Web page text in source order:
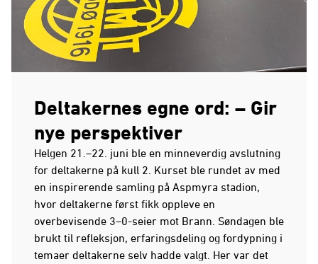
Deltakernes egne ord: – Gir
nye perspektiver
Helgen 21.–22. juni ble en minneverdig avslutning
for deltakerne på kull 2. Kurset ble rundet av med
en inspirerende samling på Aspmyra stadion,
hvor deltakerne først fikk oppleve en
overbevisende 3–0-seier mot Brann. Søndagen ble
brukt til refleksjon, erfaringsdeling og fordypning i
temaer deltakerne selv hadde valgt. Her var det